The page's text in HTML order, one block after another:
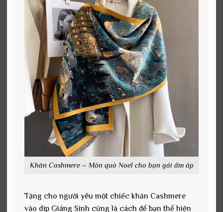
Khăn Cashmere – Món quà Noel cho bạn gái ấm áp
Tặng cho người yêu một chiếc khăn Cashmere
vào dịp Giáng Sinh cũng là cách để bạn thể hiện